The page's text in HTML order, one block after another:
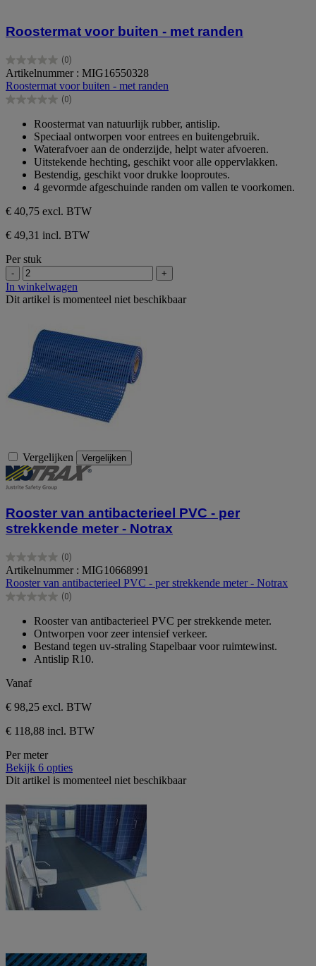
Roostermat voor buiten - met randen
(0)
0.0
van
de
5
Artikelnummer : MIG16550328
Roostermat voor buiten - met randen
(0)
0.0
sterren.
Roostermat van natuurlijk rubber, antislip.
Speciaal ontworpen voor entrees en buitengebruik.
Waterafvoer aan de onderzijde, helpt water afvoeren.
Uitstekende hechting, geschikt voor alle oppervlakken.
Bestendig, geschikt voor drukke looproutes.
4 gevormde afgeschuinde randen om vallen te voorkomen.
€ 40,75 excl. BTW
€ 49,31 incl. BTW
Per stuk
- +
In winkelwagen
Dit artikel is momenteel niet beschikbaar
Vergelijken Vergelijken
Rooster van antibacterieel PVC - per
strekkende meter - Notrax
(0)
0.0
van
de
5
Artikelnummer : MIG10668991
Rooster van antibacterieel PVC - per strekkende meter - Notrax
(0)
0.0
sterren.
Rooster van antibacterieel PVC per strekkende meter.
Ontworpen voor zeer intensief verkeer.
Bestand tegen uv-straling Stapelbaar voor ruimtewinst.
Antislip R10.
Vanaf
€ 98,25 excl. BTW
€ 118,88 incl. BTW
Per meter
Bekijk 6 opties
Dit artikel is momenteel niet beschikbaar